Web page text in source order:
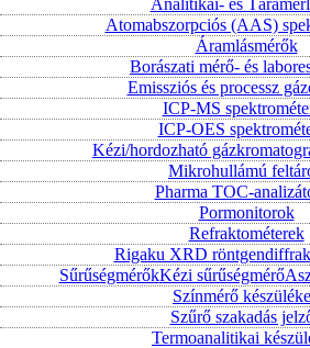
Atomabszorpciós (AAS)
Áramlásmérők
Borászati mérő- és
Emissziós és processz
ICP-MS
ICP-OES
Kézi/hordozható
Mikrohullámú
Pharma TOC-
Pormonitorok
Refraktométerek
Rigaku XRD
SűrűségmérőkKézi sűrűségmérő
Színmérő
Szűrő szakadás
Termoanalitikai